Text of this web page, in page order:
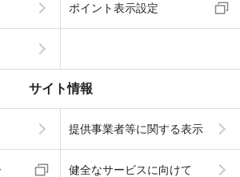
ポイント表示設定
サイト情報
提供事業者等に関する表示
健全なサービスに向けて